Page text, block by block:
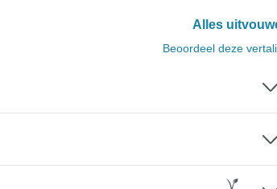
Alles
Beoordeel deze